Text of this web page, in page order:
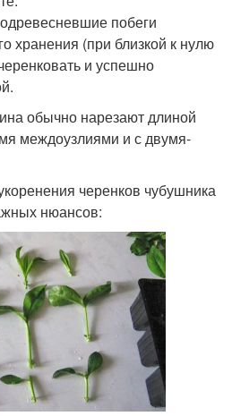
побеги
хранения (при близкой к нулю
и успешно
обычно нарезают длиной
междоузлиями и с двумя-
черенков чубушника
нюансов: